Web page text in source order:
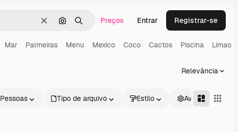
LimparPesquisar por imagem
BuscarPreços Entrar Registrar-se
Mar Palmeiras Menu Mexico Coco Cactos Piscina Limao
Relevância
Pessoas Tipo de arquivo Estilo Avançado